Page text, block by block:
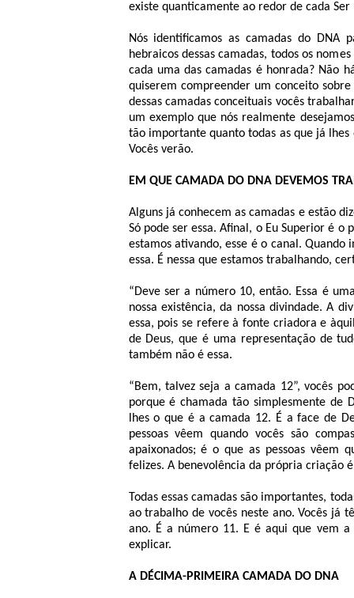
existe quanticamente ao redor de cada
Nós identificamos as camadas do DNA
hebraicos dessas camadas, todos os
cada uma das camadas é honrada? Não
quiserem compreender um conceito
dessas camadas conceituais vocês
um exemplo que nós realmente
tão importante quanto todas as que já
Vocês verão.
EM QUE CAMADA DO DNA DEVEMOS
Alguns já conhecem as camadas e estão
Só pode ser essa. Afinal, o Eu Superior é
estamos ativando, esse é o canal.
essa. É nessa que estamos trabalhando,
“Deve ser a número 10, então. Essa é
nossa existência, da nossa divindade. A
essa, pois se refere à fonte criadora e
de Deus, que é uma representação de
também não é essa.
“Bem, talvez seja a camada 12”, vocês
porque é chamada tão simplesmente de
lhes o que é a camada 12. É a face de
pessoas vêem quando vocês são
apaixonados; é o que as pessoas vêem
felizes. A benevolência da própria criação
Todas essas camadas são importantes,
ao trabalho de vocês neste ano. Vocês já
ano. É a número 11. E é aqui que vem
explicar.
A DÉCIMA-PRIMEIRA CAMADA DO DNA